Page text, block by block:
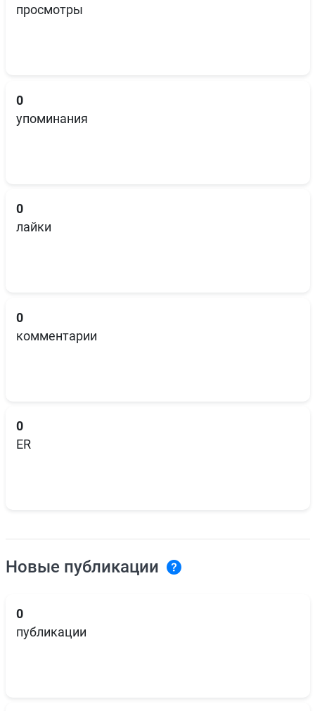
просмотры
0
упоминания
0
лайки
0
комментарии
0
ER
Новые публикации
0
публикации